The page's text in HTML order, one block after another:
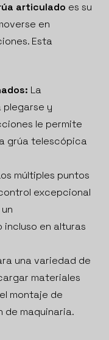
articulado es su
en
Esta
La
plegarse y
le permite
grúa telescópica
múltiples puntos
excepcional
en alturas
una variedad de
materiales
montaje de
de maquinaria.